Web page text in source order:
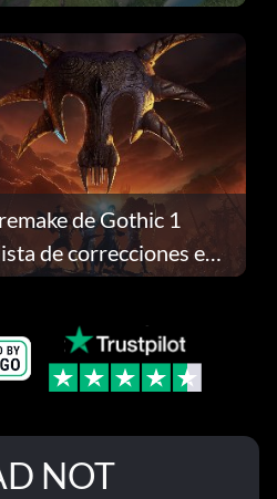
por qué.
de Gothic 1
de correcciones en
NOT